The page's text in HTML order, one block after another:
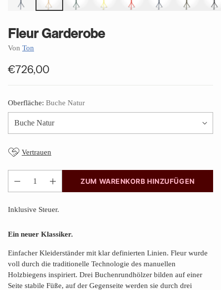
Fleur Garderobe
Von Ton
Normaler
€726,00
Oberfläche: Buche Natur
Vertrauen
Anzahl
ZUM WARENKORB HINZUFÜGEN
Inklusive Steuer.
Ein neuer Klassiker.
Einfacher Kleiderständer mit klar definierten Linien. Fleur wurde
voll durch die traditionelle Technologie des manuellen
Holzbiegens inspiriert. Drei Buchenrundhölzer bilden auf einer
Seite stabile Füße, auf der Gegenseite werden sie durch drei